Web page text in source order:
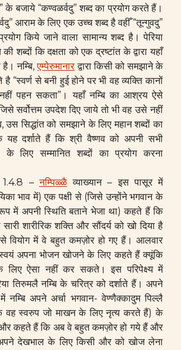
के बजाये “कण्वळर्वदु” शब्द का प्रयोग करते हैं।
आराम के लिए एक उच्च शब्द है वहीँ “तून्गुवदु”
किये जाने वाला सामान्य शब्द है। पेरिया
शब्दों कि दक्षता को एक द्रष्टांत के द्वारा यहाँ
है। नम्बि,एम्पेरुमानारद्वारा किसी को समझाने के
“स्वर्ण से बनी हुई होने पर भी वह व्यक्ति कानों
नहीं पहन सकता”। यहाँ नम्बि का आश्रय ऐसे
सर्वोत्तम उपदेश दिए जाये तो भी वह उसे नहीं
उस सिद्धांत को समझाने के लिए महान शब्दों का
यह दर्शाते हैं कि श्री वैष्णव को अपनी सभी
के लिए सम्मानित शब्दों का प्रयोग करना
1.4.8 –नम्पिळ्ळैव्याख्यान – इस पासूर में
भाव में) एक पक्षी से (जिसे उन्होंने भगवान के
में अपनी स्थिति बताने भेजा था) कहते हैं कि
शारीरिक शक्ति और सौंदर्य को खो दिया है
वियोग में वे बहुत कमज़ोर हो गए हैं। आलवार
अपना भोजन खोजने के लिए कहते हैं क्यूंकि
ऐसा नहीं कर सकते। इस परिपेक्ष्य में
तिरुमलै नम्बि के चरित्र को दर्शाते हैं। अपने
नम्बि अपने अर्चा भगवान- वेण्णैक्कादुम पिल्लै
वह स्वरुप जो माखन के लिए नृत्य करते हैं) के
कहते हैं कि अब वे बहुत कमज़ोर हो गये हैं और
देखभाल के लिए किसी और को खोज लेना